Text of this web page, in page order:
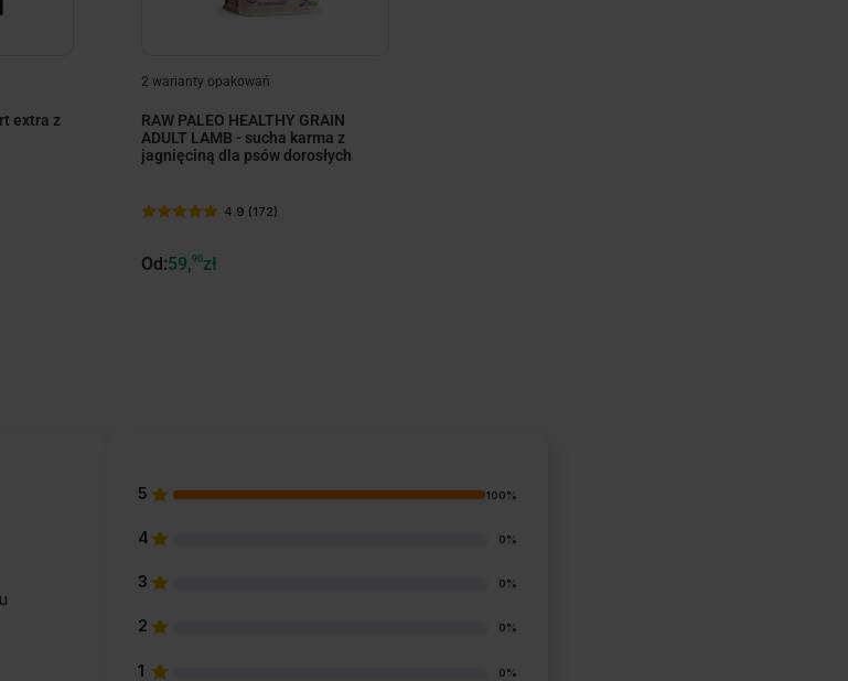
extra z
2 warianty opakowań
RAW PALEO HEALTHY GRAIN
ADULT LAMB - sucha karma z
jagnięciną dla psów dorosłych
4.9 (172)
Od:59,90zł
5 100%
4 0%
3 0%
2 0%
1 0%